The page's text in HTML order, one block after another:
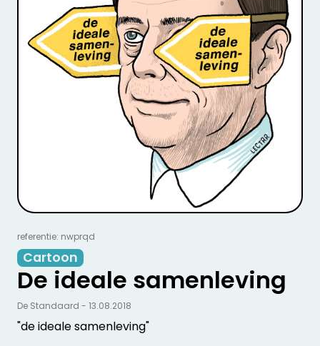
referentie: nwprqd
Cartoon
De ideale samenleving
"de ideale samenleving"
De Standaard - 13.08.2018